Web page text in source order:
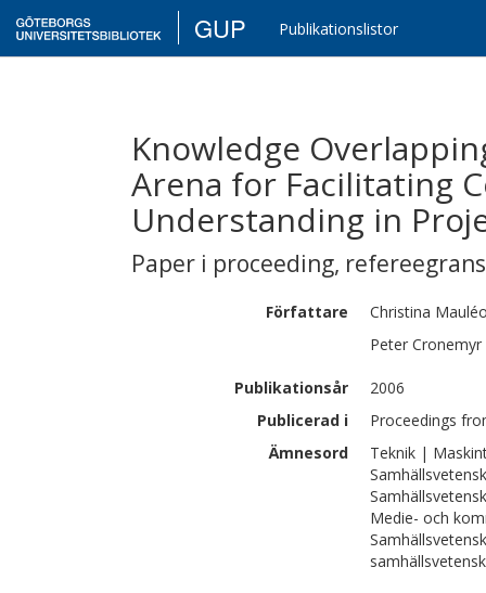
GUP Publikationslistor
Knowledge
Arena for Facilitating
Understanding in
Paper i proceeding,
Författare Christina
Peter Cronemyr
Publikationsår
2006
Publicerad i
Proceedings
Ämnesord
Teknik |
Medie- och